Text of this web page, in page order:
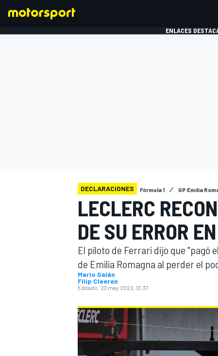
ENLACES
DECLARACIONES Fórmula 1 GP Emilia
LECLERC
DE SU ERROR
El piloto de Ferrari dijo que "pagó
de Emilia Romagna al perder el
Mario Galán
Filip Cleeren
Editado: 23 may 2022, 13:37